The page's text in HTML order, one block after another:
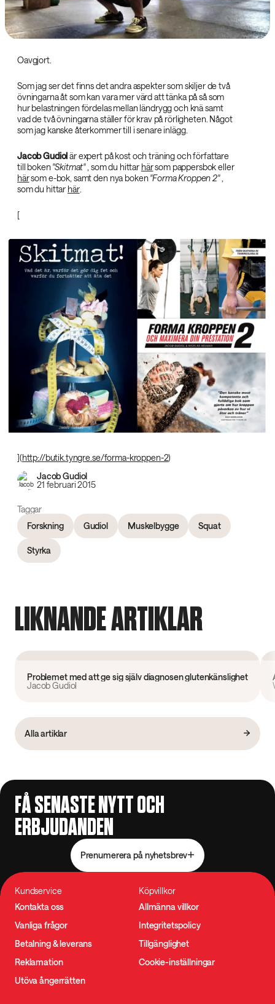
Oavgjort.
Som jag ser det finns det andra aspekter som skiljer de två
övningarna åt som kan vara mer värd att tänka på så som
hur belastningen fördelas mellan ländrygg och knä samt
vad de två övningarna ställer för krav på rörligheten. Något
som jag kanske återkommer till i senare inlägg.
Jacob Gudiol‌är expert på kost och träning och författare
till boken"Skitmat"‌, som du hittar härsom pappersbok eller
härsom e-bok, samt den nya boken"Forma Kroppen 2"‌,
som du hittar här.
[
](http://butik.tyngre.se/forma-kroppen-2)
Jacob Gudiol
21 februari 2015
Taggar
Forskning
Gudiol Muskelbygge Squat
Styrka
LIKNANDE ARTIKLAR
Problemet med att ge sig själv diagnosen glutenkänslighet
Jacob Gudiol
Alla artiklar
FÅ SENASTE NYTT OCH
ERBJUDANDEN
Prenumerera på nyhetsbrev
Kundservice
Kontakta oss
Vanliga frågor
Betalning & leverans
Reklamation
Utöva ångerrätten
Köpvillkor
Allmänna villkor
Integritetspolicy
Tillgänglighet
Cookie-inställningar